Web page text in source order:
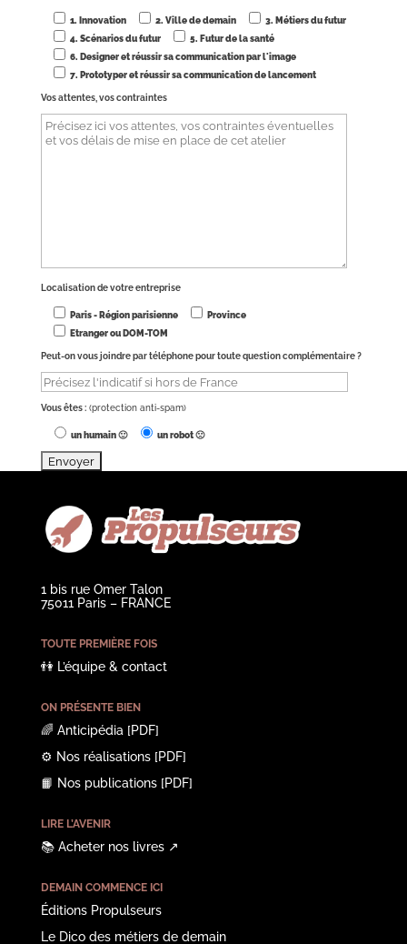
1. Innovation 2. Ville de demain
3. Métiers du futur
4. Scénarios du futur
5. Futur de la santé
6. Designer et réussir sa communication par l'image
7. Prototyper et réussir sa communication de lancement
Vos attentes, vos contraintes
Localisation de votre entreprise
Paris - Région parisienne
Province
Etranger ou DOM-TOM
Peut-on vous joindre par téléphone pour toute question complémentaire ?
Vous êtes :(protection anti-spam)
un humain 🙂 un robot 🙁
1 bis rue Omer Talon
75011 Paris – FRANCE
TOUTE PREMIÈRE FOIS
👫 L’équipe & contact
ON PRÉSENTE BIEN
🌈 Anticipédia [PDF]
⚙️ Nos réalisations[PDF]
📙 Nos publications[PDF]
LIRE L’AVENIR
📚 Acheter nos livres↗︎
DEMAIN COMMENCE ICI
Éditions Propulseurs
Le Dico des métiers de demain